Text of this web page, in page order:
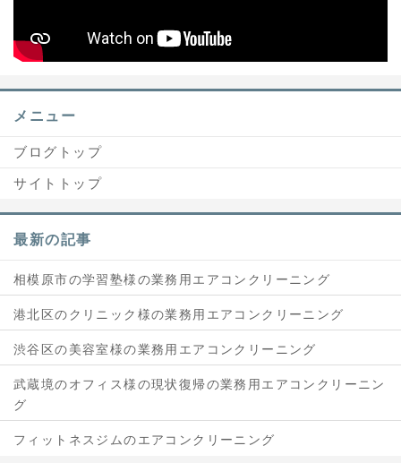
メニュー
ブログトップ
サイトトップ
最新の記事
相模原市の学習塾様の業務用エアコンクリーニング
港北区のクリニック様の業務用エアコンクリーニング
渋谷区の美容室様の業務用エアコンクリーニング
武蔵境のオフィス様の現状復帰の業務用エアコンクリーニン
グ
フィットネスジムのエアコンクリーニング